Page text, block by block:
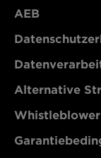
AEB
Alternative